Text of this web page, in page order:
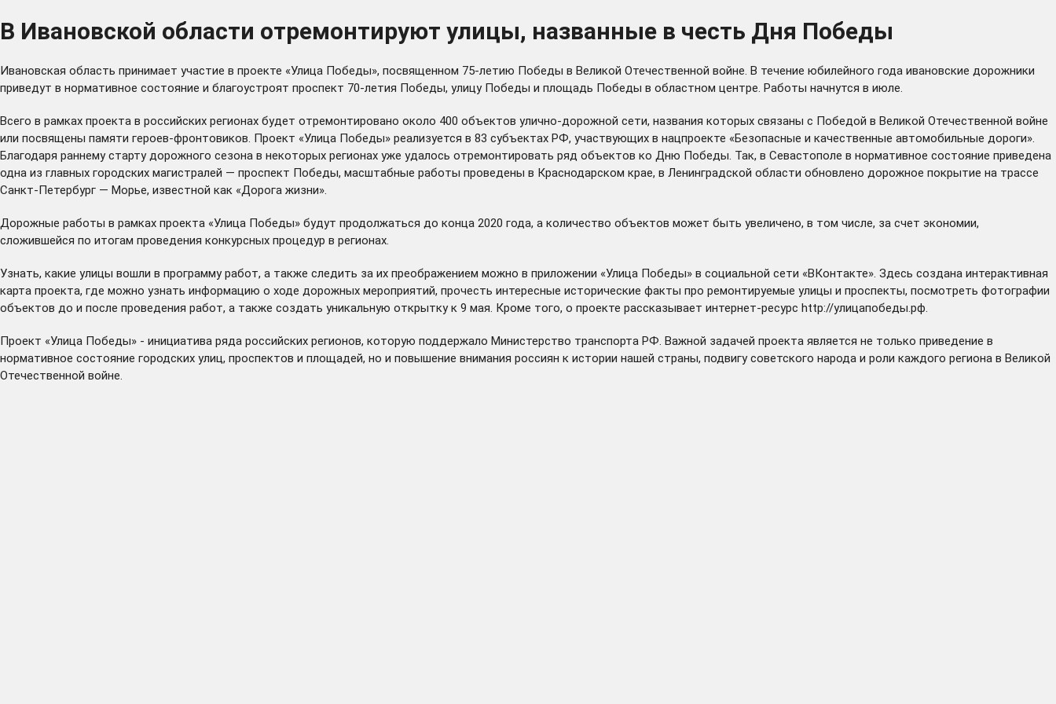
В Ивановской области отремонтируют улицы, названные в честь Дня Победы
Ивановская область принимает участие в проекте «Улица Победы», посвященном 75-летию Победы в Великой Отечественной войне. В течение юбилейного года ивановские дорожники
приведут в нормативное состояние и благоустроят проспект 70-летия Победы, улицу Победы и площадь Победы в областном центре. Работы начнутся в июле.
Всего в рамках проекта в российских регионах будет отремонтировано около 400 объектов улично-дорожной сети, названия которых связаны с Победой в Великой Отечественной войне
или посвящены памяти героев-фронтовиков. Проект «Улица Победы» реализуется в 83 субъектах РФ, участвующих в нацпроекте «Безопасные и качественные автомобильные дороги».
Благодаря раннему старту дорожного сезона в некоторых регионах уже удалось отремонтировать ряд объектов ко Дню Победы. Так, в Севастополе в нормативное состояние приведена
одна из главных городских магистралей — проспект Победы, масштабные работы проведены в Краснодарском крае, в Ленинградской области обновлено дорожное покрытие на трассе
Санкт-Петербург — Морье, известной как «Дорога жизни».
Дорожные работы в рамках проекта «Улица Победы» будут продолжаться до конца 2020 года, а количество объектов может быть увеличено, в том числе, за счет экономии,
сложившейся по итогам проведения конкурсных процедур в регионах.
Узнать, какие улицы вошли в программу работ, а также следить за их преображением можно в приложении «Улица Победы» в социальной сети «ВКонтакте». Здесь создана интерактивная
карта проекта, где можно узнать информацию о ходе дорожных мероприятий, прочесть интересные исторические факты про ремонтируемые улицы и проспекты, посмотреть фотографии
объектов до и после проведения работ, а также создать уникальную открытку к 9 мая. Кроме того, о проекте рассказывает интернет-ресурс http://улицапобеды.рф
Проект «Улица Победы» - инициатива ряда российских регионов, которую поддержало Министерство транспорта РФ. Важной задачей проекта является не только приведение в
нормативное состояние городских улиц, проспектов и площадей, но и повышение внимания россиян к истории нашей страны, подвигу советского народа и роли каждого региона в Великой
Отечественной войне.